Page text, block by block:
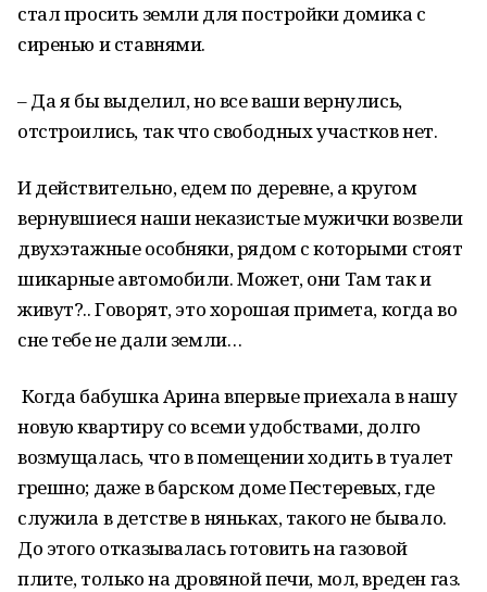
стал просить земли для постройки домика с
сиренью и ставнями.
– Да я бы выделил, но все ваши вернулись,
отстроились, так что свободных участков нет.
И действительно, едем по деревне, а кругом
вернувшиеся наши неказистые мужички возвели
двухэтажные особняки, рядом с которыми стоят
шикарные автомобили. Может, они Там так и
живут?.. Говорят, это хорошая примета, когда во
сне тебе не дали земли…
Когда бабушка Арина впервые приехала в нашу
новую квартиру со всеми удобствами, долго
возмущалась, что в помещении ходить в туалет
грешно; даже в барском доме Пестеревых, где
служила в детстве в няньках, такого не бывало.
До этого отказывалась готовить на газовой
плите, только на дровяной печи, мол, вреден газ.